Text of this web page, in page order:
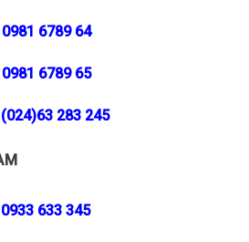
0981 6789 64
0981 6789 65
(024)63 283 245
0933 633 345